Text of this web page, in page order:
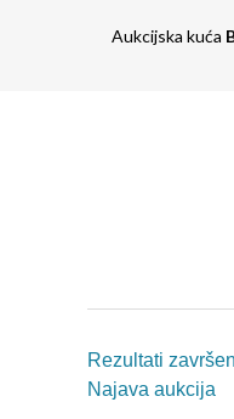
Aukcijska kuća
Rezultati
Najava aukcija